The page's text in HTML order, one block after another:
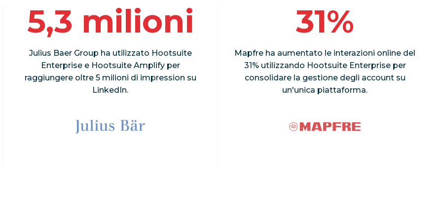
5,3 milioni
Julius Baer Group ha utilizzato Hootsuite
Enterprise e Hootsuite Amplify per
raggiungere oltre 5 milioni di impression su
LinkedIn.
31%
Mapfre ha aumentato le interazioni online del
31% utilizzando Hootsuite Enterprise per
consolidare la gestione degli account su
un'unica piattaforma.